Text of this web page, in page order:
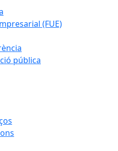
(FUE)
pública